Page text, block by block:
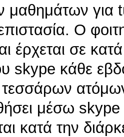
μαθημάτων
Ο
έρχεται σε
skype κάθε
μέσω
κατά την